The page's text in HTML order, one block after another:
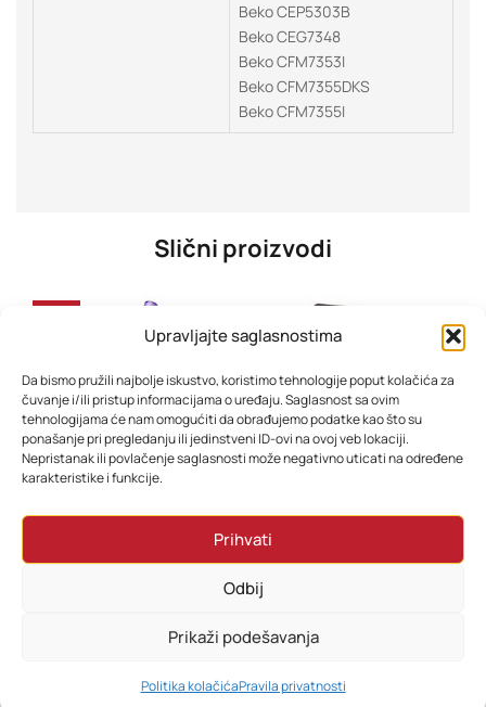
Upravljajte saglasnostima
Da bismo pružili najbolje iskustvo, koristimo tehnologije poput kolačića za
čuvanje i/ili pristup informacijama o uređaju. Saglasnost sa ovim
tehnologijama će nam omogućiti da obrađujemo podatke kao što su
ponašanje pri pregledanju ili jedinstveni ID-ovi na ovoj veb lokaciji.
Nepristanak ili povlačenje saglasnosti može negativno uticati na određene
karakteristike i funkcije.
Prihvati
Odbij
Prikaži podešavanja
Politika kolačićaPravila privatnosti
Beko CEP5303B
Beko CEG7348
Beko CFM7353I
Beko CFM7355DKS
Beko CFM7355I
Slični proizvodi
-30%
PRETRAŽI KORPA MOJ RAČUN